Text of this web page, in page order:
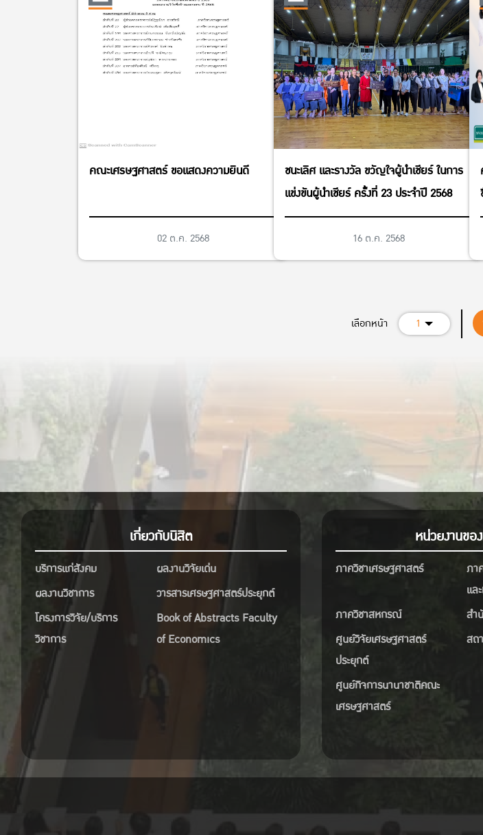
คณะเศรษฐศาสตร์ ขอแสดงความยินดี
02 ต.ค. 2568
ชนะเลิศ และรางวัล ขวัญใจผู้นำเชียร์ ในการ
แข่งขันผู้นำเชียร์ ครั้งที่ 23 ประจำปี 2568
16 ต.ค. 2568
เลือกหน้า 1
เกี่ยวกับนิสิต
บริการแก่สังคม
ผลงานวิจัยเด่น
ผลงานวิชาการ
วารสารเศรษฐศาสตร์ประยุกต์
โครงการวิจัย/บริการ
วิชาการ
Book of Abstracts Faculty
of Economics
หน่วยงานข
ภาควิชาเศรษฐศาสตร์
ภา
แล
ภาควิชาสหกรณ์
สำ
ศูนย์วิจัยเศรษฐศาสตร์
ประยุกต์
สถ
ศูนย์กิจการนานาชาติคณะ
เศรษฐศาสตร์